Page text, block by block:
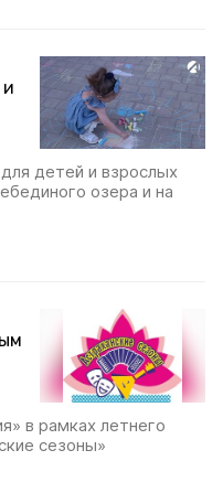
детей и взрослых
озера и на
в рамках летнего
сезоны»